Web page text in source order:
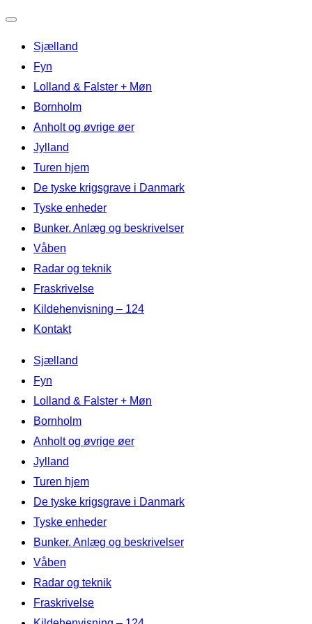
navigation
til/fra
Sjælland
Fyn
Lolland & Falster + Møn
Bornholm
Anholt og øvrige øer
Jylland
Turen hjem
De tyske krigsgrave i Danmark
Tyske enheder
Bunker. Anlæg og beskrivelser
Våben
Radar og teknik
Fraskrivelse
Kildehenvisning – 124
Kontakt
Videre
indhold
Sjælland
Fyn
Lolland & Falster + Møn
Bornholm
Anholt og øvrige øer
Jylland
Turen hjem
De tyske krigsgrave i Danmark
Tyske enheder
Bunker. Anlæg og beskrivelser
Våben
Radar og teknik
Fraskrivelse